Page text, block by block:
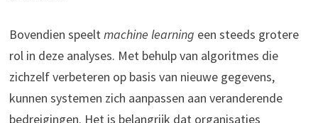
Bovendien speeltmachine learning een steeds grotere
rol in deze analyses. Met behulp van algoritmes die
zichzelf verbeteren op basis van nieuwe gegevens,
kunnen systemen zich aanpassen aan veranderende
bedreigingen. Het is belangrijk dat organisaties